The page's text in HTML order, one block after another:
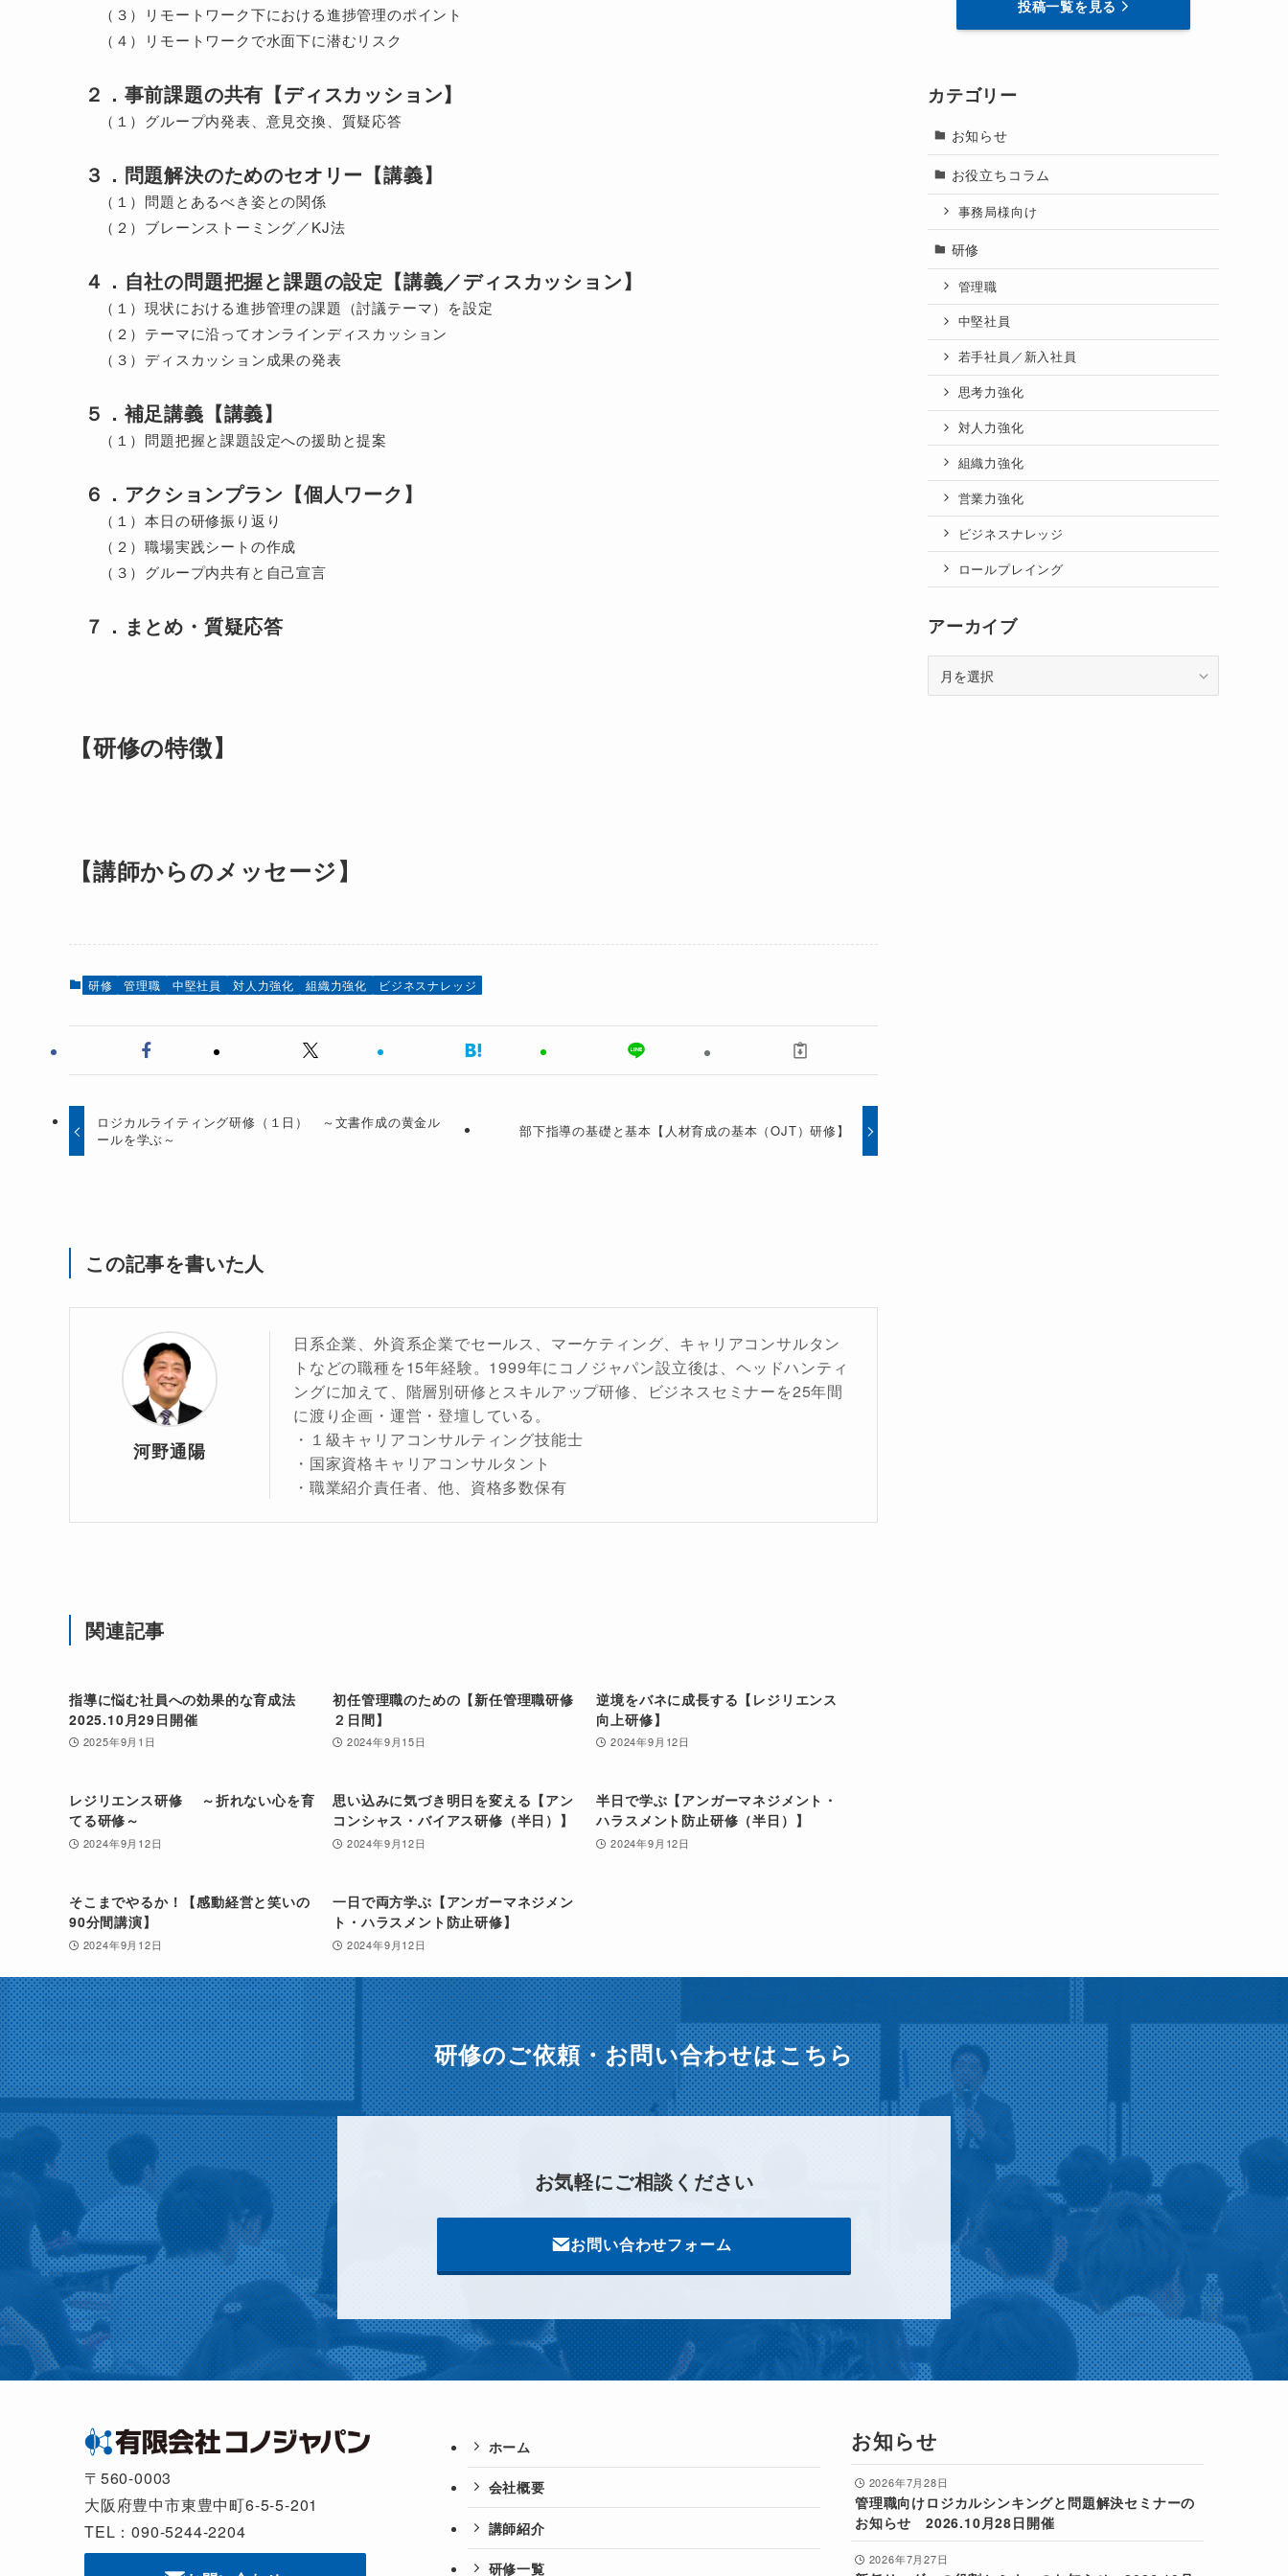
（３）リモートワーク下における進捗管理のポイント
（４）リモートワークで水面下に潜むリスク
２．事前課題の共有【ディスカッション】
（１）グループ内発表、意見交換、質疑応答
３．問題解決のためのセオリー【講義】
（１）問題とあるべき姿との関係
（２）ブレーンストーミング／KJ法
４．自社の問題把握と課題の設定【講義／ディスカッション】
（１）現状における進捗管理の課題（討議テーマ）を設定
（２）テーマに沿ってオンラインディスカッション
（３）ディスカッション成果の発表
５．補足講義【講義】
（１）問題把握と課題設定への援助と提案
６．アクションプラン【個人ワーク】
（１）本日の研修振り返り
（２）職場実践シートの作成
（３）グループ内共有と自己宣言
７．まとめ・質疑応答
【研修の特徴】
【講師からのメッセージ】
研修 管理職 中堅社員 対人力強化 組織力強化 ビジネスナレッジ
ロジカルライティング研修（１日） ～文書作成の黄金ル
ールを学ぶ～
部下指導の基礎と基本【人材育成の基本（OJT）研修】
この記事を書いた人
河野通陽
日系企業、外資系企業でセールス、マーケティング、キャリアコンサルタン
トなどの職種を15年経験。1999年にコノジャパン設立後は、ヘッドハンティ
ングに加えて、階層別研修とスキルアップ研修、ビジネスセミナーを25年間
に渡り企画・運営・登壇している。
・１級キャリアコンサルティング技能士
・国家資格キャリアコンサルタント
・職業紹介責任者、他、資格多数保有
関連記事
指導に悩む社員への効果的な育成法
2025.10月29日開催
2025年9月1日
初任管理職のための【新任管理職研修
２日間】
2024年9月15日
逆境をバネに成長する【レジリエンス
向上研修】
2024年9月12日
レジリエンス研修 ～折れない心を育
てる研修～
2024年9月12日
思い込みに気づき明日を変える【アン
コンシャス・バイアス研修（半日）】
2024年9月12日
半日で学ぶ【アンガーマネジメント・
ハラスメント防止研修（半日）】
2024年9月12日
そこまでやるか！【感動経営と笑いの
90分間講演】
2024年9月12日
一日で両方学ぶ【アンガーマネジメン
ト・ハラスメント防止研修】
2024年9月12日
投稿一覧を見る
カテゴリー
お知らせ
お役立ちコラム
事務局様向け
研修
管理職
中堅社員
若手社員／新入社員
思考力強化
対人力強化
組織力強化
営業力強化
ビジネスナレッジ
ロールプレイング
アーカイブ
ー
研修のご依頼・お問い合わせはこちら
お気軽にご相談ください
お問い合わせフォーム
〒560-0003
大阪府豊中市東豊中町6-5-5-201
TEL：090-5244-2204
ホーム
会社概要
講師紹介
研修一覧
お知らせ
2026年7月28日
管理職向けロジカルシンキングと問題解決セミナーの
お知らせ 2026.10月28日開催
2026年7月27日